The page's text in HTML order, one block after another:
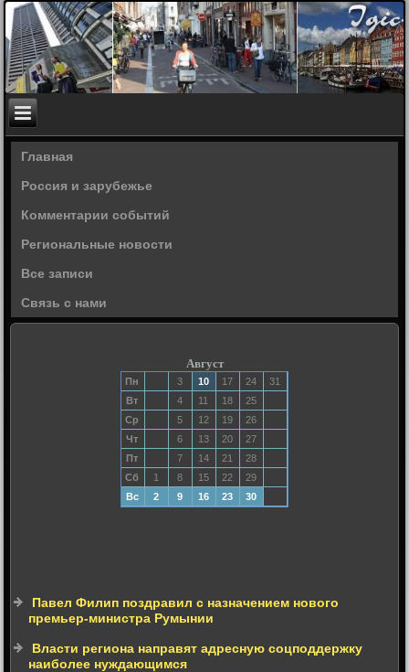
Главная
Россия и зарубежье
Комментарии событий
Региональные новости
Все записи
Связь с нами
Август
Пн 3 10 17 24
31
Вт
4 11 18
25
Ср
5 12 19
26
Чт
6 13 20
27
Пт
7 14 21
28
Сб
1 8 15 22
29
Вс
2 9 16 23 30
Павел Филип поздравил с назначением нового
премьер-министра Румынии
Власти региона направят адресную соцподдержку
наиболее нуждающимся